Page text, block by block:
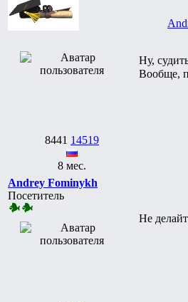
8441 14519
8 мес.
Ну,
Вообще,
Andrey Fominykh
Посетитель
Не